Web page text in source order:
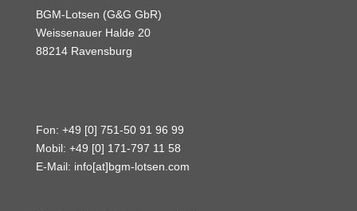
BGM-Lotsen (G&G GbR)
Weissenauer Halde 20
88214 Ravensburg
Fon: +49 [0] 751-50 91 96 99
Mobil: +49 [0] 171-797 11 58
E-Mail: info[at]bgm-lotsen.com